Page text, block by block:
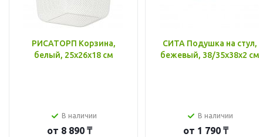
РИСАТОРП Корзина,
белый, 25x26x18 см
В наличии
от 8 890 ₸
СИТА Подушка на стул,
бежевый, 38/35x38x2 см
В наличии
от 1 790 ₸